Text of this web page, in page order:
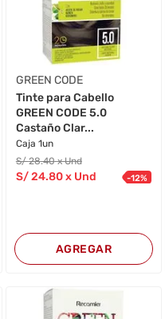
GREEN CODE
Tinte para Cabello
GREEN CODE 5.0
Castaño Clar...
Caja 1un
S/28.40 x Und
S/24.80x Und -12%
AGREGAR